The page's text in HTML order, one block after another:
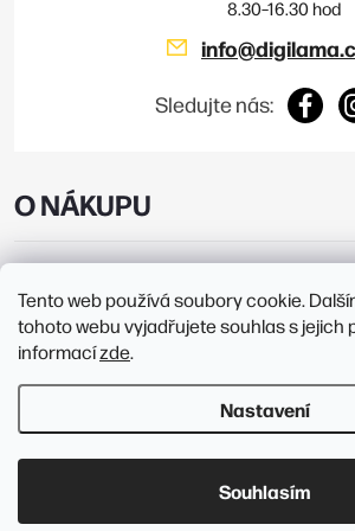
Tento web používá soubory cookie.
tohoto webu vyjadřujete souhlas s jejich
informacízde.
Nastavení
Souhlasím
O NÁKUPU
PRODEJNY
info@
Sledujte nás: